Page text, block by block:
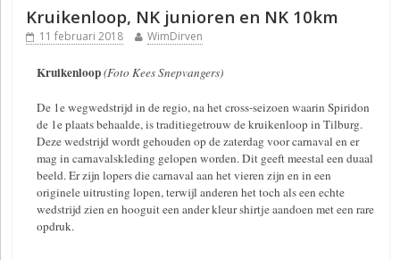
Kruikenloop, NK junioren en NK 10km
11 februari 2018 WimDirven
Kruikenloop(Foto Kees Snepvangers)
De 1e wegwedstrijd in de regio, na het cross-seizoen waarin Spiridon
de 1e plaats behaalde, is traditiegetrouw de kruikenloop in Tilburg.
Deze wedstrijd wordt gehouden op de zaterdag voor carnaval en er
mag in carnavalskleding gelopen worden. Dit geeft meestal een duaal
beeld. Er zijn lopers die carnaval aan het vieren zijn en in een
originele uitrusting lopen, terwijl anderen het toch als een echte
wedstrijd zien en hooguit een ander kleur shirtje aandoen met een rare
opdruk.